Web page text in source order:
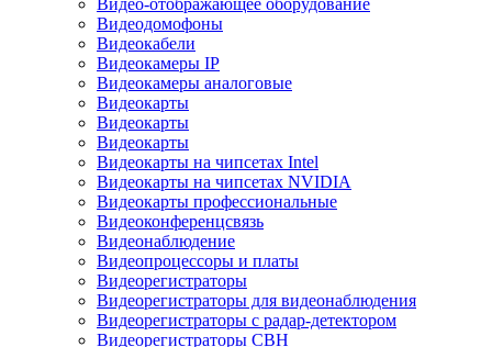
Видеодомофоны
Видеокабели
Видеокамеры IP
Видеокамеры аналоговые
Видеокарты
Видеокарты
Видеокарты
Видеокарты на чипсетах Intel
Видеокарты на чипсетах NVIDIA
Видеокарты профессиональные
Видеоконференцсвязь
Видеонаблюдение
Видеопроцессоры и платы
Видеорегистраторы
Видеорегистраторы для видеонаблюдения
Видеорегистраторы с радар-детектором
Видеорегистраторы СВН